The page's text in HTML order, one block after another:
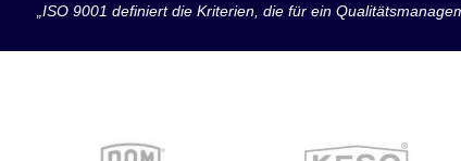
„ISO 9001 definiert die Kriterien, die für ein